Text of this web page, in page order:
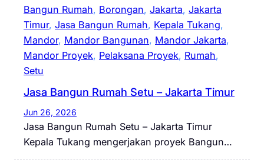
Bangun Rumah, Borongan, Jakarta, Jakarta
Timur, Jasa Bangun Rumah, Kepala Tukang
Mandor, Mandor Bangunan, Mandor Jakarta
Mandor Proyek, Pelaksana Proyek, Rumah
Setu
Jasa Bangun Rumah Setu – Jakarta Timur
Jun 26, 2026
Jasa Bangun Rumah Setu – Jakarta Timur
Kepala Tukang mengerjakan proyek Bangun…